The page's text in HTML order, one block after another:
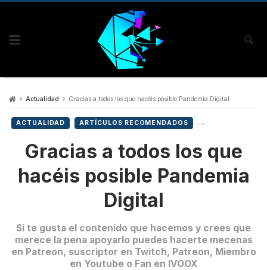
Actualidad Gracias a todos los que hacéis posible Pandemia Digital
ACTUALIDAD ARTÍCULOS RECOMENDADOS
Gracias a todos los que
hacéis posible Pandemia
Digital
Si te gusta el contenido que hacemos y crees que
merece la pena apoyarlo puedes hacerte mecenas
en Patreon, suscriptor en Twitch, Patreon, Miembro
en Youtube o Fan en IVOOX